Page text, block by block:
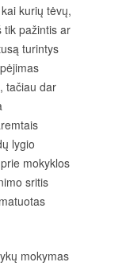
kurių tėvų,
tik pažintis ar
turintys
tačiau dar
lygio
mokyklos
sritis
mokymas